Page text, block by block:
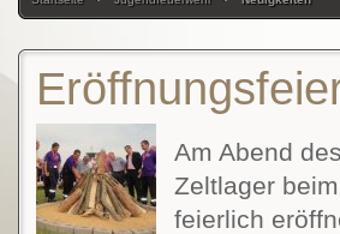
Am Abend
Zeltlager
feierlich